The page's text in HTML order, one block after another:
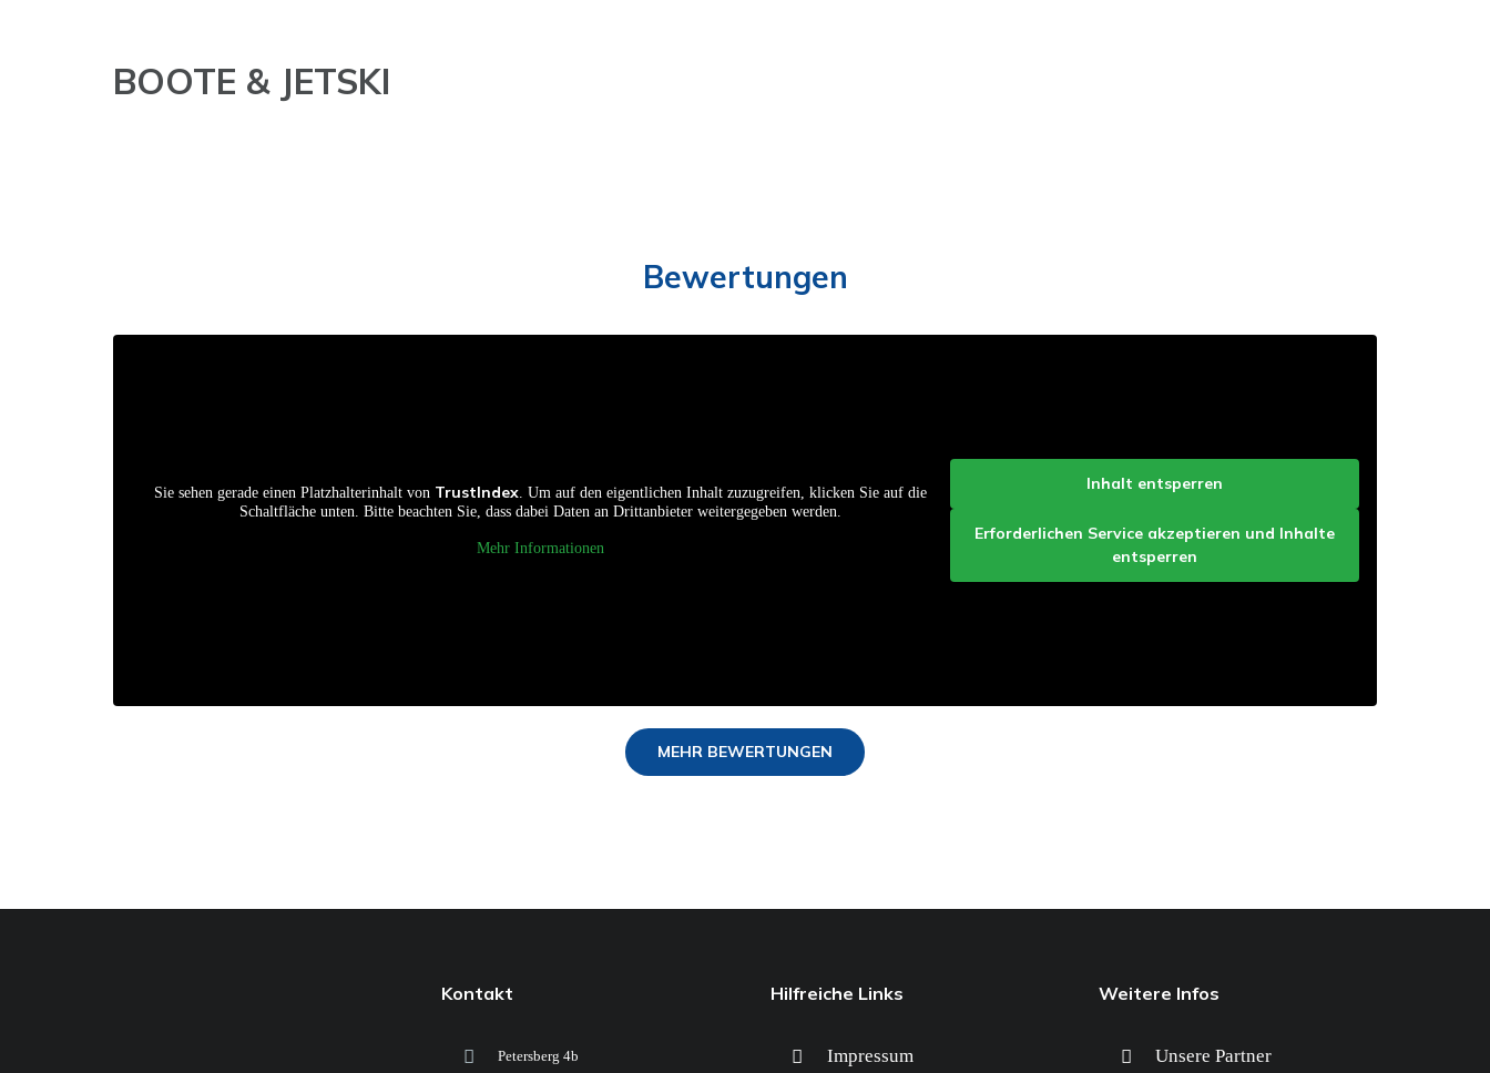
BOOTE & JETSKI
Bewertungen
Sie sehen gerade einen Platzhalterinhalt von TrustIndex. Um auf den eigentlichen Inhalt zuzugreifen, klicken Sie auf die
Schaltfläche unten. Bitte beachten Sie, dass dabei Daten an Drittanbieter weitergegeben werden.
Mehr Informationen
Inhalt entsperren
Erforderlichen Service akzeptieren und Inhalte
entsperren
MEHR BEWERTUNGEN
Kontakt
Petersberg 4b
Hilfreiche Links
Impressum
Weitere Infos
Unsere Partner